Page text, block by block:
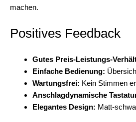
machen.
Positives Feedback
Gutes Preis-Leistungs-
Einfache Bedienung:
Wartungsfrei: Kein Stimmen
Anschlagdynamische
Elegantes Design: Matt-